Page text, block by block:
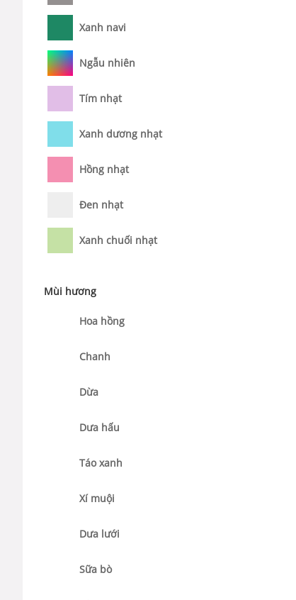
Xanh navi
Ngẫu nhiên
Tím nhạt
Xanh dương nhạt
Hồng nhạt
Đen nhạt
Xanh chuối nhạt
Mùi hương
Hoa hồng
Chanh
Dừa
Dưa hấu
Táo xanh
Xí muội
Dưa lưới
Sữa bò